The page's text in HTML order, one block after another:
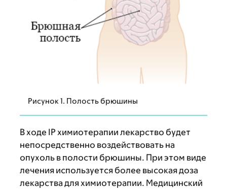
Рисунок 1. Полость брюшины
В ходе IP химиотерапии лекарство будет
непосредственно воздействовать на
опухоль в полости брюшины. При этом виде
лечения используется более высокая доза
лекарства для химиотерапии. Медицинский